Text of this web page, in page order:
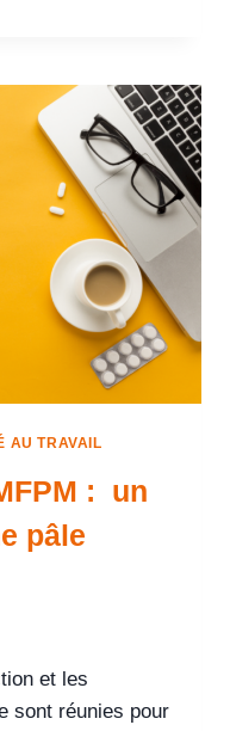
AU TRAVAIL
: un
pâle
et les
sont réunies pour